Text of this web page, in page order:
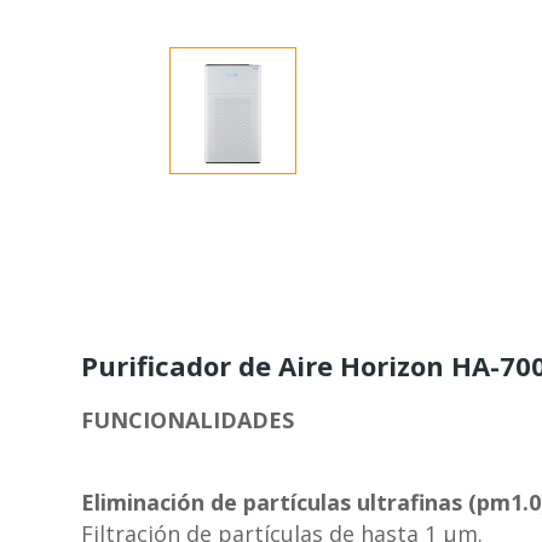
Purificador de Aire Horizon HA-
FUNCIONALIDADES
Eliminación de partículas ultrafinas
Filtración de partículas de hasta 1 μm.